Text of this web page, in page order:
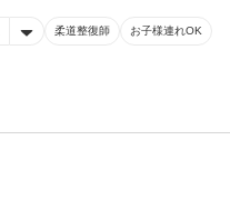
柔道整復師 お子様連れOK